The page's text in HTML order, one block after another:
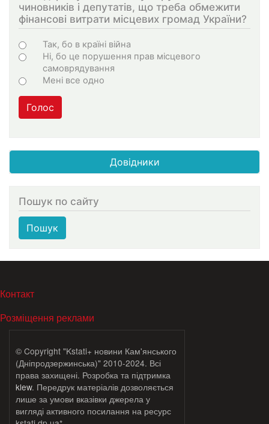
чиновників і депутатів, що треба обмежити
фінансові витрати місцевих громад України?
Варіанти
Так, бо в країні війна
Ні, бо це порушення прав місцевого
самоврядування
Мені все одно
Голос
Довідники
Пошук по сайту
Пошук
МЕНЮ В ПОДВАЛЕ
Контакт
Розміщення реклами
© Copyright "Kstati+ новини Кам'янського
(Дніпродзержинська)" 2010-2024. Всі
права захищені. Розробка та підтримка
klew. Передрук матеріалів дозволяється
лише за умови вказівки джерела у
вигляді активного посилання на ресурс